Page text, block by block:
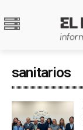
sanitarios